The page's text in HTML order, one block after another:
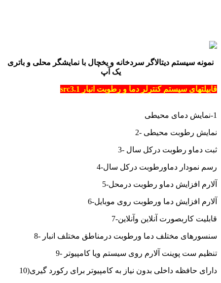
نمونه سیستم دیتالاگر سردخانه و یخچال با نمایشگر محلی و باتری
یک آپ
قابیلتهای سیستم کنترلر دما و رطوبت انبار src3.1
1-نمایش دمای محیطی
2- نمایش رطوبت محیطی
3- ثبت دماو رطوبت درکل سال
4-رسم نمودار دماورطوبت درکل سال
5-آلارم افزایش دماو رطوبت درمحل
6-آلارم افزایش دما ورطوبت روی موبایل
7-قابلیت کاربصورت آنلاین وآنلاین
8- سنسورهای مختلف دما ورطوبت درمناطق مختلف انبار
9- تنظیم ست پوینت آلارم روی سیستم ویا کامپیوتر
10)دارای حافظه داخلی بدون نیاز به کامپیوتر برای رکورد گیری